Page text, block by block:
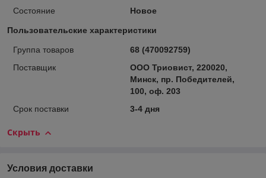
Состояние
Новое
Пользовательские характеристики
Группа товаров
68 (470092759)
Поставщик
ООО Триовист, 220020,
Минск, пр. Победителей,
100, оф. 203
Срок поставки
3-4 дня
Скрыть
Условия доставки